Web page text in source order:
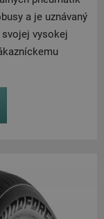
a je uznávaný
vysokej